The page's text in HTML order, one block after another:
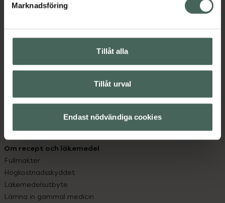
Marknadsföring
Tillåt alla
Tillåt urval
Endast nödvändiga cookies
Handla tryggt
Leverans, betalning och retur
Sajtens tillgänglighet
Köpvillkor
Om recept och läkemedel
Fullmakter
Högkostnadsskyddet
Läkemedelsutbyte
Lämna in gammal medicin